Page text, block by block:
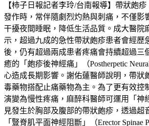
【柿子日報記者李玲/台南報導】帶狀皰疹
發作時，常伴隨劇烈灼熱與刺痛，不僅影
干擾夜間睡眠，降低生活品質。成大醫院
示，超過九成的急性帶狀皰疹患者會經歷
後，仍有超過兩成患者疼痛會持續超過三
癒的「皰疹後神經痛」（Postherpetic
心造成長期影響。謝佑蓮醫師說明，帶狀
毒藥物搭配止痛藥物為主。為了更有效控
演變為慢性疼痛，麻醉科醫師可運用「神
見發生於胸部及腹部的帶狀皰疹，透過超
「豎脊肌平面神經阻斷」（Erector Spinae